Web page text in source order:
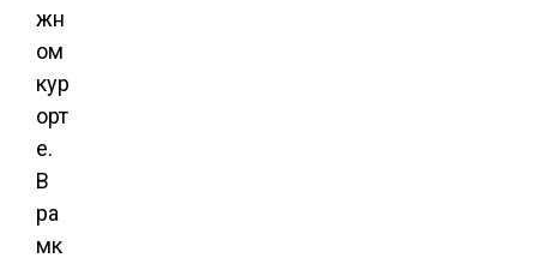
жн
ом
кур
орт
е.
В
ра
мк